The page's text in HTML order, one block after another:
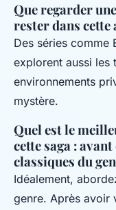
Que regarder
rester dans cette
Des séries comme
explorent aussi les
environnements
mystère.
Quel est le
cette saga :
classiques du
Idéalement,
genre. Après avoir